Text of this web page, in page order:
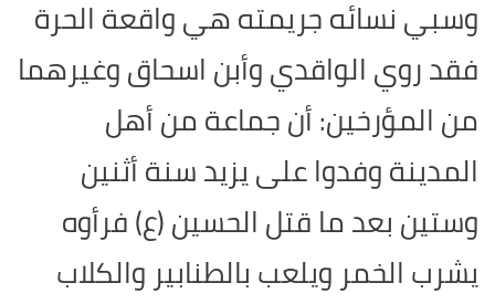
وسبي نسائه جريمته هي واقعة الحرة
فقد روي الواقدي وأبن اسحاق وغيرهما
من المؤرخين: أن جماعة من أهل
المدينة وفدوا على يزيد سنة أثنين
وستين بعد ما قتل الحسين (ع) فرأوه
يشرب الخمر ويلعب بالطنابير والكلاب